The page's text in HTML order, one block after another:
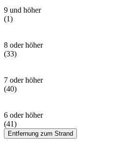
9 und höher
(1)
8 oder höher
(33)
7 oder höher
(40)
6 oder höher
(41)
Entfernung zum Strand